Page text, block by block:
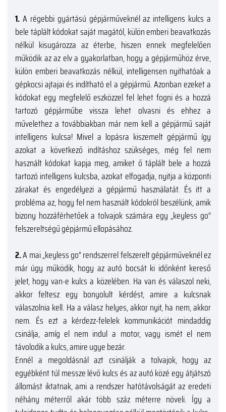
1. A régebbi gyártású gépjárműveknél az intelligens kulcs a
bele táplált kódokat saját magától, külön emberi beavatkozás
nélkül kisugározza az éterbe, hiszen ennek megfelelően
működik az az elv a gyakorlatban, hogy a gépjárműhöz érve,
külön emberi beavatkozás nélkül, intelligensen nyithatóak a
gépkocsi ajtajai és indítható el a gépjármű. Azonban ezeket a
kódokat egy megfelelő eszközzel fel lehet fogni és a hozzá
tartozó gépjárműbe vissza lehet olvasni és ehhez a
művelethez a továbbiakban már nem kell a gépjármű saját
intelligens kulcsa! Mivel a lopásra kiszemelt gépjármű így
azokat a következő indításhoz szükséges, még fel nem
használt kódokat kapja meg, amiket ő táplált bele a hozzá
tartozó intelligens kulcsba, azokat elfogadja, nyitja a központi
zárakat és engedélyezi a gépjármű használatát. És itt a
probléma az, hogy fel nem használt kódokról beszélünk, amik
bizony hozzáférhetőek a tolvajok számára egy „keyless go”
felszereltségű gépjármű ellopásához.
2.A mai „keyless go” rendszerrel felszerelt gépjárműveknél ez
már úgy működik, hogy az autó bocsát ki időnként kereső
jelet, hogy van-e kulcs a közelében. Ha van és válaszol neki,
akkor feltesz egy bonyolult kérdést, amire a kulcsnak
válaszolnia kell. Ha a válasz helyes, akkor nyit, ha nem, akkor
nem. És ezt a kérdezz-felelek kommunikációt mindaddig
csinálja, amíg el nem indul a motor, vagy ismét el nem
távolodik a kulcs, amire ugye bezár.
Ennél a megoldásnál azt csinálják a tolvajok, hogy az
egyébként túl messze lévő kulcs és az autó közé egy átjátszó
állomást iktatnak, ami a rendszer hatótávolságát az eredeti
néhány méterről akár több száz méterre növeli. Így a